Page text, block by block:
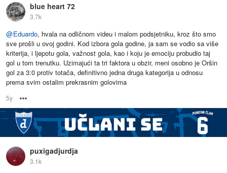
blue heart 72
3.7k
@Eduardo, hvala na odličnom videu i malom podsjetniku, kroz što smo
sve prošli u ovoj godini. Kod izbora gola godine, ja sam se vodio sa više
kriterija, i ljepotu gola, važnost gola, kao i koju je emociju probudio taj
gol u tom trenutku. Uzimajući ta tri faktora u obzir, meni osobno je Oršin
gol za 3:0 protiv totača, definitivno jedna druga kategorija u odnosu
prema svim ostalim prekrasnim golovima
5y
puxigadjurdja
3.1k